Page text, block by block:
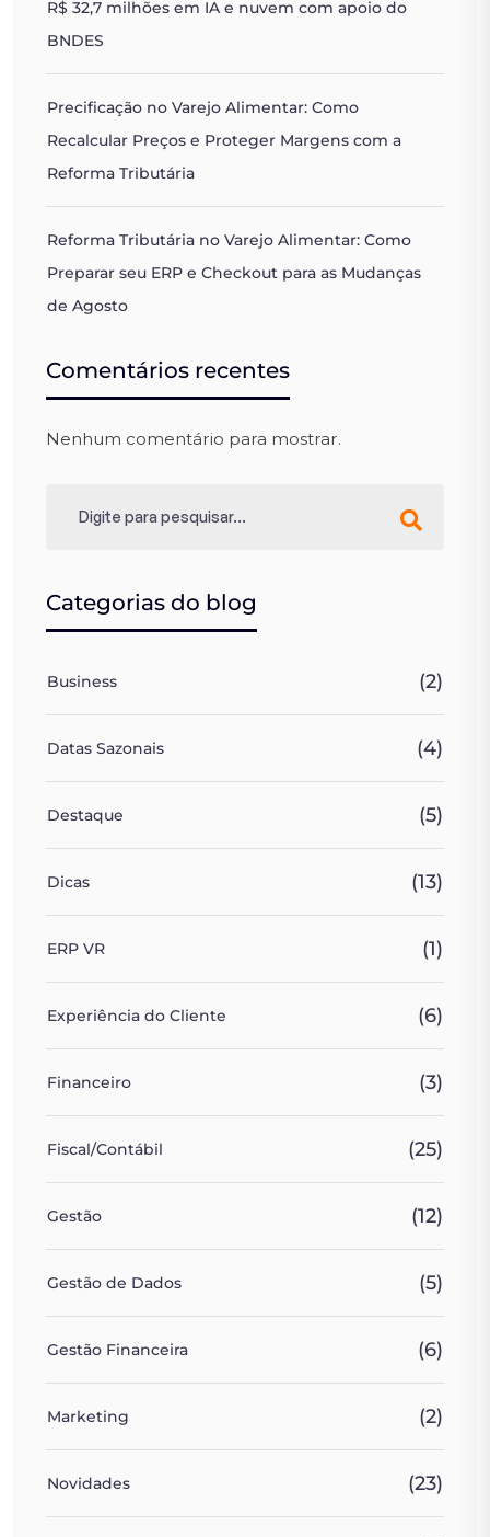
R$ 32,7 milhões em IA e nuvem com apoio do
BNDES
Precificação no Varejo Alimentar: Como
Recalcular Preços e Proteger Margens com a
Reforma Tributária
Reforma Tributária no Varejo Alimentar: Como
Preparar seu ERP e Checkout para as Mudanças
de Agosto
Comentários recentes
Nenhum comentário para mostrar.
Categorias do blog
Business (2)
Datas Sazonais (4)
Destaque (5)
Dicas (13)
ERP VR (1)
Experiência do Cliente (6)
Financeiro (3)
Fiscal/Contábil (25)
Gestão (12)
Gestão de Dados (5)
Gestão Financeira (6)
Marketing (2)
Novidades (23)